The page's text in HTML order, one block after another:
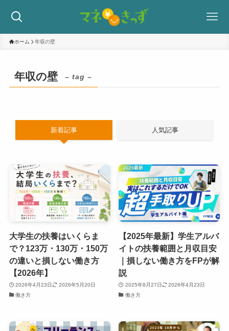
ホーム 年収の壁
年収の壁 – tag –
新着記事 人気記事
大学生の扶養はいくらま
で？123万・130万・150万
の違いと損しない働き方
【2026年】
2026年4月23日
2026年5月20日
働き方
【2025年最新】学生アルバ
イトの扶養範囲と月収目安
｜損しない働き方をFPが解
説
2025年8月27日
2026年4月23日
働き方